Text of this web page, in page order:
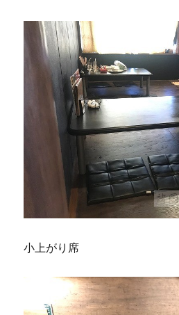
小上がり席